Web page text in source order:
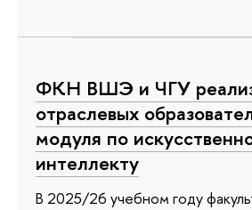
ФКН ВШЭ и ЧГУ
отраслевых
модуля по
интеллекту
В 2025/26 учебном году